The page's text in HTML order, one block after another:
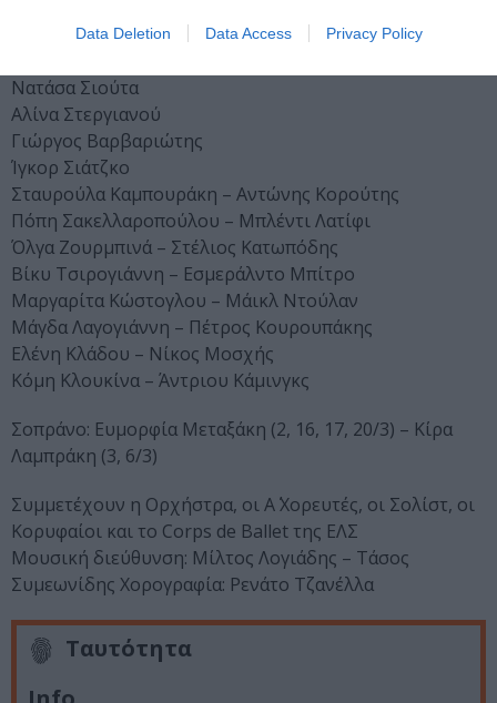
Data Deletion Data Access Privacy Policy
Μπαχιάνας Μπραζιλέιρας
Νατάσα Σιούτα
Αλίνα Στεργιανού
Γιώργος Βαρβαριώτης
Ίγκορ Σιάτζκο
Σταυρούλα Καμπουράκη – Αντώνης Κορούτης
Πόπη Σακελλαροπούλου – Μπλέντι Λατίφι
Όλγα Ζουρμπινά – Στέλιος Κατωπόδης
Βίκυ Τσιρογιάννη – Εσμεράλντο Μπίτρο
Μαργαρίτα Κώστογλου – Μάικλ Ντούλαν
Μάγδα Λαγογιάννη – Πέτρος Κουρουπάκης
Ελένη Κλάδου – Νίκος Μοσχής
Κόμη Κλουκίνα – Άντριου Κάμινγκς
Σοπράνο: Ευμορφία Μεταξάκη (2, 16, 17, 20/3) – Κίρα
Λαμπράκη (3, 6/3)
Συμμετέχουν η Ορχήστρα, οι Α΄ Χορευτές, οι Σολίστ, οι
Κορυφαίοι και το Corps de Ballet της ΕΛΣ
Μουσική διεύθυνση: Μίλτος Λογιάδης – Τάσος
Συμεωνίδης Χορογραφία: Ρενάτο Τζανέλλα
Ταυτότητα